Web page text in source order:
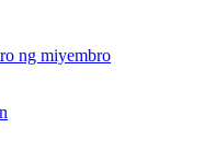
ng miyembro